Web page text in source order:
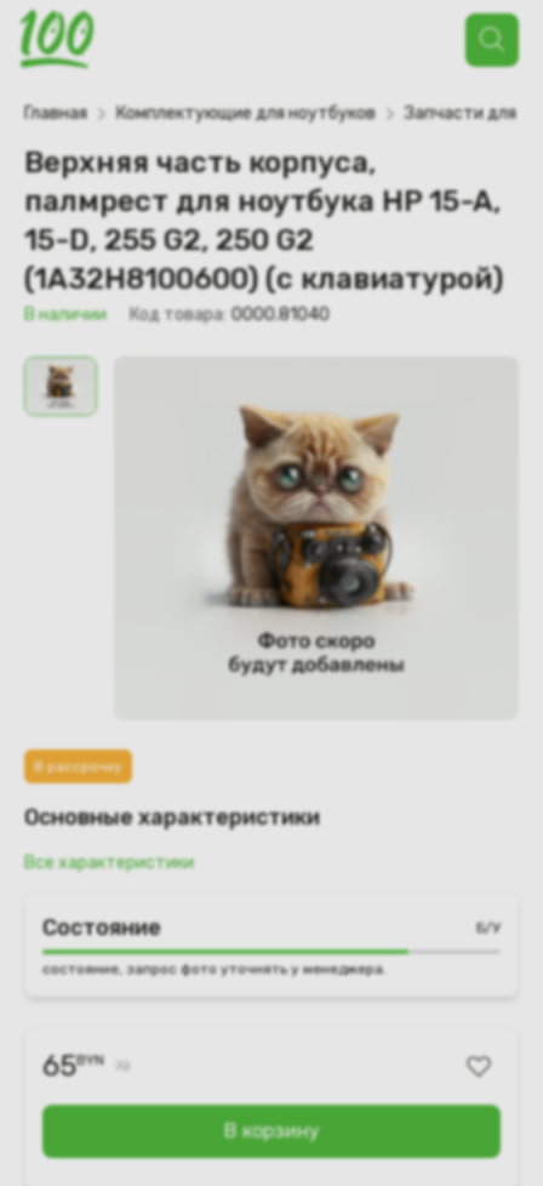
Поиск
товаров
Главная Комплектующие для ноутбуков Запчасти для
Верхняя часть корпуса,
палмрест для ноутбука HP 15-A,
15-D, 255 G2, 250 G2
(1A32H8100600) (с клавиатурой)
В наличии Код товара: 0000.81040
В рассрочку
Основные характеристики
Все характеристики
Состояние Б/У
состояние, запрос фото уточнять у менеджера.
65BYN
В корзину